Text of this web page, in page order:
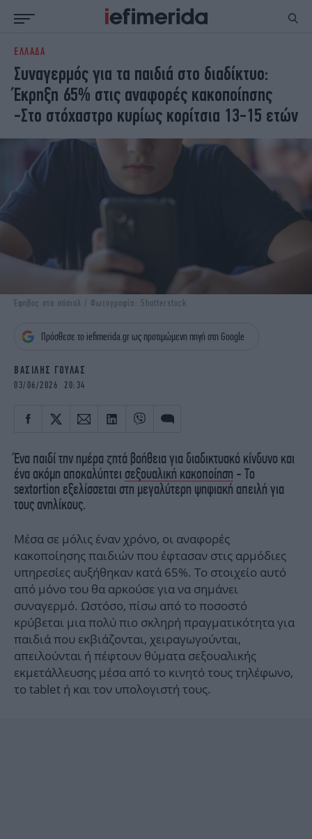
ΕΙΔΗΣΕΙΣ
NON PAPER
ΕΛΛΑΔΑ
ΟΙΚΟΝΟΜΙΑ
ΚΟΣΜΟΣ
ΠΟΛΙΤΙΣΜΟΣ
ΠΑΝΕΛΛΗΝΙΕΣ
ΖΩΗ
ΣΠΟΡ
ΓΥΝΑΙΚΑ
ENGLISH EDITION
ΠΟΛΗ
DESIGN
EURO
iAUTOKINITO
iOPINIONS
iGASTRONOMIE
OSCARS
THE OCEAN
ΕΛΛΑΔΑ
Συναγερμός για τα παιδιά στο διαδίκτυο:
Έκρηξη 65% στις αναφορές κακοποίησης
-Στο στόχαστρο κυρίως κορίτσια 13-15 ετών
Έφηβος στα σόσιαλ / Φωτογραφία: Shutterstock
Πρόσθεσε το iefimerida.gr ως προτιμώμενη πηγή στη Google
ΒΑΣΙΛΗΣ ΓΟΥΛΑΣ
03/06/2026 20:34
Ένα παιδί την ημέρα ζητά βοήθεια για διαδικτυακό κίνδυνο και
ένα ακόμη αποκαλύπτει σεξουαλική κακοποίηση - Το
sextortion εξελίσσεται στη μεγαλύτερη ψηφιακή απειλή για
τους ανηλίκους.
Μέσα σε μόλις έναν χρόνο, οι αναφορές
κακοποίησης παιδιών που έφτασαν στις αρμόδιες
υπηρεσίες αυξήθηκαν κατά 65%. Το στοιχείο αυτό
από μόνο του θα αρκούσε για να σημάνει
συναγερμό. Ωστόσο, πίσω από το ποσοστό
κρύβεται μια πολύ πιο σκληρή πραγματικότητα για
παιδιά που εκβιάζονται, χειραγωγούνται,
απειλούνται ή πέφτουν θύματα σεξουαλικής
εκμετάλλευσης μέσα από το κινητό τους τηλέφωνο,
το tablet ή και τον υπολογιστή τους.